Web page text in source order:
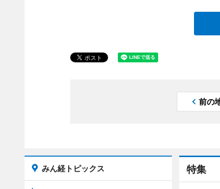
前の
特集
みん経トピックス